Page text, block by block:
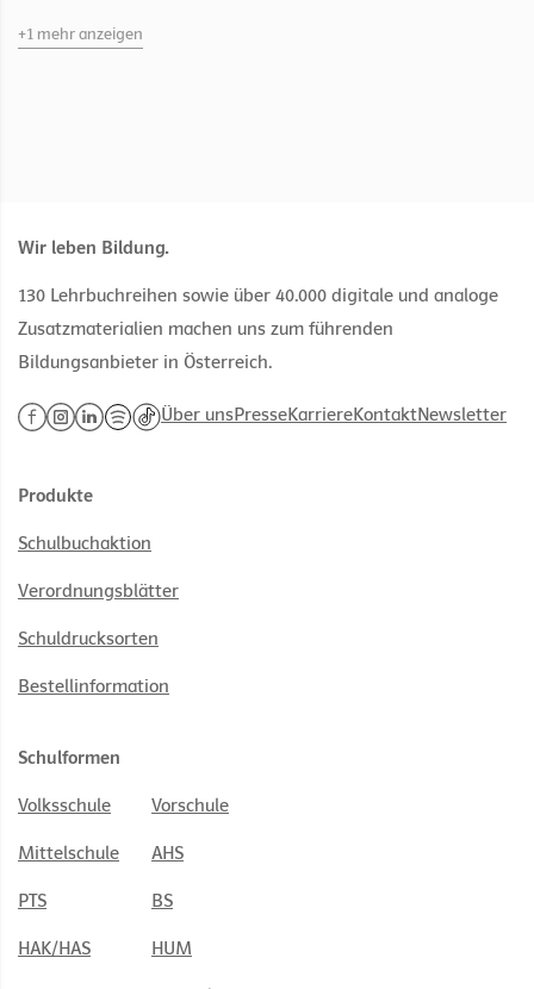
Begegnungen mit der Natur 3
+1 mehr anzeigen
Wir leben Bildung.
130 Lehrbuchreihen sowie über 40.000 digitale und analoge
Zusatzmaterialien machen uns zum führenden
Bildungsanbieter in Österreich.
Über unsPresseKarriereKontaktNewsletter
Produkte
Schulbuchaktion
Verordnungsblätter
Schuldrucksorten
Bestellinformation
Schulformen
Volksschule Vorschule
Mittelschule AHS
PTS BS
HAK/HAS HUM